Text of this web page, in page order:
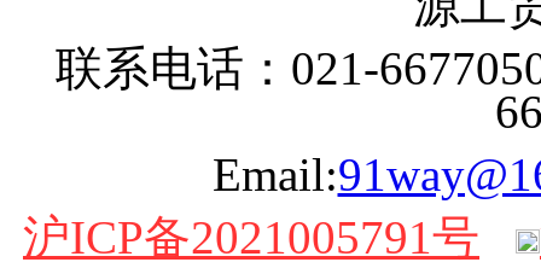
联系电话：021-
Email:
沪ICP备2021005791号